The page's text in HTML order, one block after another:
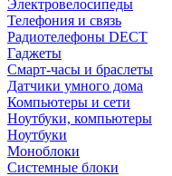
Электровелосипеды
Телефония и связь
Радиотелефоны DECT
Гаджеты
Смарт-часы и браслеты
Датчики умного дома
Компьютеры и сети
Ноутбуки, компьютеры
Ноутбуки
Моноблоки
Системные блоки